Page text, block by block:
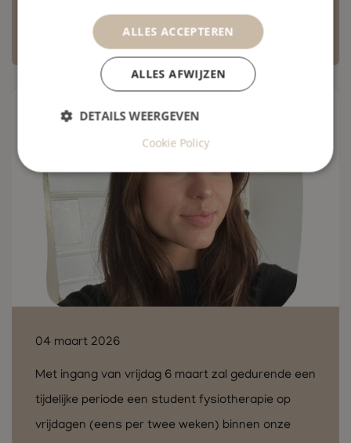
vernieuwde ruimte!
04 maart 2026
Met ingang van vrijdag 6 maart zal gedurende een
tijdelijke periode een student fysiotherapie op
vrijdagen (eens per twee weken) binnen onze
ALLES ACCEPTEREN
ALLES AFWIJZEN
DETAILS WEERGEVEN
Cookie Policy